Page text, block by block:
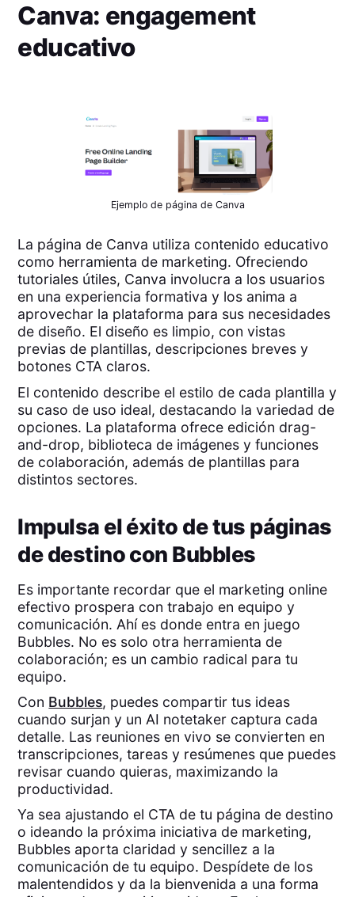
Canva: engagement
educativo
Ejemplo de página de Canva
La página de Canva utiliza contenido educativo
como herramienta de marketing. Ofreciendo
tutoriales útiles, Canva involucra a los usuarios
en una experiencia formativa y los anima a
aprovechar la plataforma para sus necesidades
de diseño. El diseño es limpio, con vistas
previas de plantillas, descripciones breves y
botones CTA claros.
El contenido describe el estilo de cada plantilla y
su caso de uso ideal, destacando la variedad de
opciones. La plataforma ofrece edición drag-
and-drop, biblioteca de imágenes y funciones
de colaboración, además de plantillas para
distintos sectores.
Impulsa el éxito de tus páginas
de destino con Bubbles
Es importante recordar que el marketing online
efectivo prospera con trabajo en equipo y
comunicación. Ahí es donde entra en juego
Bubbles. No es solo otra herramienta de
colaboración; es un cambio radical para tu
equipo.
Con Bubbles, puedes compartir tus ideas
cuando surjan y un AI notetaker captura cada
detalle. Las reuniones en vivo se convierten en
transcripciones, tareas y resúmenes que puedes
revisar cuando quieras, maximizando la
productividad.
Ya sea ajustando el CTA de tu página de destino
o ideando la próxima iniciativa de marketing,
Bubbles aporta claridad y sencillez a la
comunicación de tu equipo. Despídete de los
malentendidos y da la bienvenida a una forma